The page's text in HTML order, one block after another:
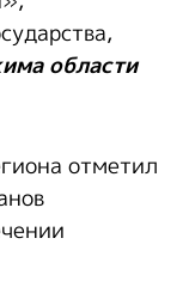
области
отметил